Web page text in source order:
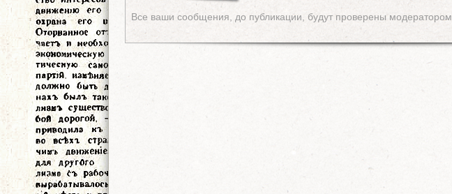
Все ваши сообщения, до публикации, будут проверены модератором